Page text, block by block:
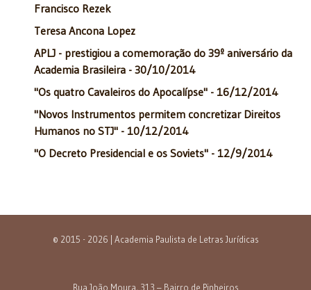
Francisco Rezek
Teresa Ancona Lopez
APLJ - prestigiou a comemoração do 39º aniversário da
Academia Brasileira - 30/10/2014
"Os quatro Cavaleiros do Apocalípse" - 16/12/2014
"Novos Instrumentos permitem concretizar Direitos
Humanos no STJ" - 10/12/2014
"O Decreto Presidencial e os Soviets" - 12/9/2014
© 2015 - 2026 | Academia Paulista de Letras Jurídicas
Rua João Moura, 313 – Bairro de Pinheiros